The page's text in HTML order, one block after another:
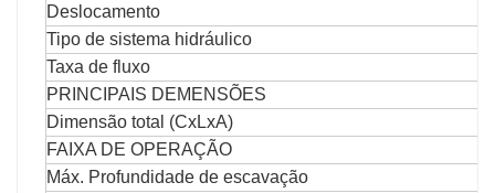
Deslocamento
Tipo de sistema hidráulico
Taxa de fluxo
PRINCIPAIS DEMENSÕES
Dimensão total (CxLxA)
FAIXA DE OPERAÇÃO
Máx. Profundidade de escavação